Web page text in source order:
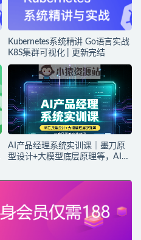
Kubernetes系统精讲 Go语言实战
K8S集群可视化 | 更新完结
AI产品经理系统实训课｜墨刀原
型设计+大模型底层原理等，AI产